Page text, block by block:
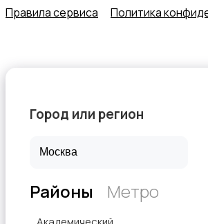
Спортивное питание
Правила сервиса
Политика
Город или регион
Районы Метро